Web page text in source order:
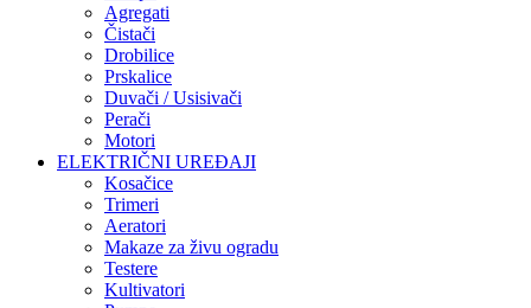
Agregati
Čistači
Drobilice
Prskalice
Duvači / Usisivači
Perači
Motori
ELEKTRIČNI UREĐAJI
Kosačice
Trimeri
Aeratori
Makaze za živu ogradu
Testere
Kultivatori